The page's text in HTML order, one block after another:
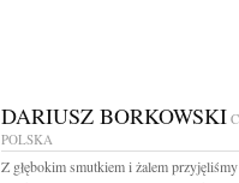
DARIUSZ BORKOWSKI
POLSKA
Z głębokim smutkiem i żalem przyjęliśmy